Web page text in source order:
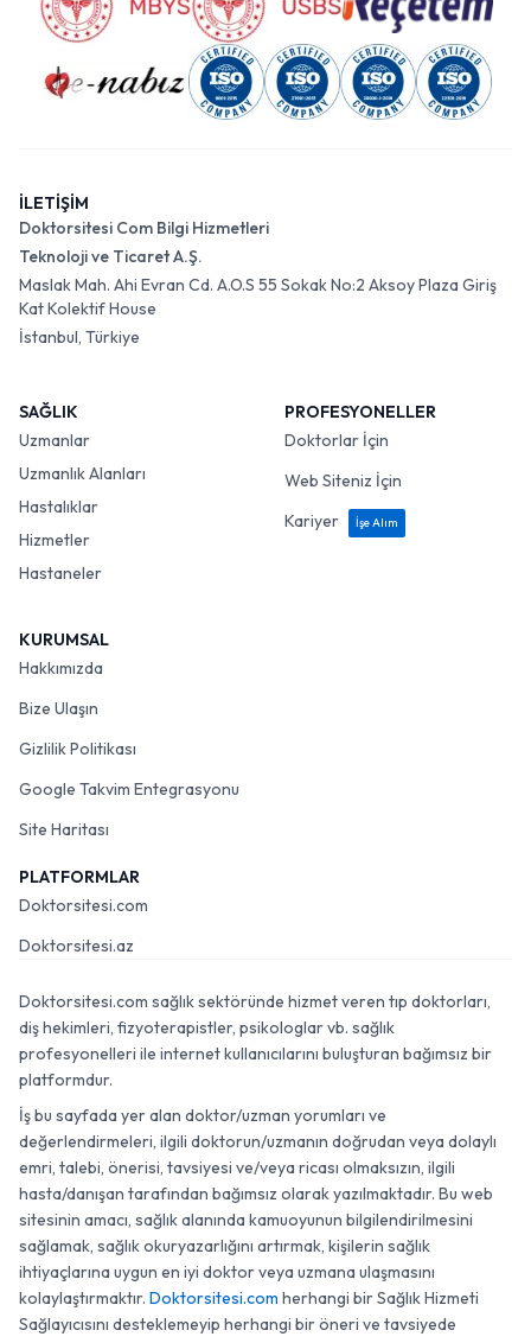
İLETİŞİM
Doktorsitesi Com Bilgi Hizmetleri
Teknoloji ve Ticaret A.Ş.
Maslak Mah. Ahi Evran Cd. A.O.S 55 Sokak No:2 Aksoy Plaza Giriş
Kat Kolektif House
İstanbul, Türkiye
SAĞLIK
Uzmanlar
Uzmanlık Alanları
Hastalıklar
Hizmetler
Hastaneler
PROFESYONELLER
Doktorlar İçin
Web Siteniz İçin
Kariyer
İşe Alım
KURUMSAL
Hakkımızda
Bize Ulaşın
Gizlilik Politikası
Google Takvim Entegrasyonu
Site Haritası
PLATFORMLAR
Doktorsitesi.com
Doktorsitesi.az
Doktorsitesi.com sağlık sektöründe hizmet veren tıp doktorları,
diş hekimleri, fizyoterapistler, psikologlar vb. sağlık
profesyonelleri ile internet kullanıcılarını buluşturan bağımsız bir
platformdur.
İş bu sayfada yer alan doktor/uzman yorumları ve
değerlendirmeleri, ilgili doktorun/uzmanın doğrudan veya dolaylı
emri, talebi, önerisi, tavsiyesi ve/veya ricası olmaksızın, ilgili
hasta/danışan tarafından bağımsız olarak yazılmaktadır. Bu web
sitesinin amacı, sağlık alanında kamuoyunun bilgilendirilmesini
sağlamak, sağlık okuryazarlığını artırmak, kişilerin sağlık
ihtiyaçlarına uygun en iyi doktor veya uzmana ulaşmasını
kolaylaştırmaktır. Doktorsitesi.com herhangi bir Sağlık Hizmeti
Sağlayıcısını desteklemeyip herhangi bir öneri ve tavsiyede